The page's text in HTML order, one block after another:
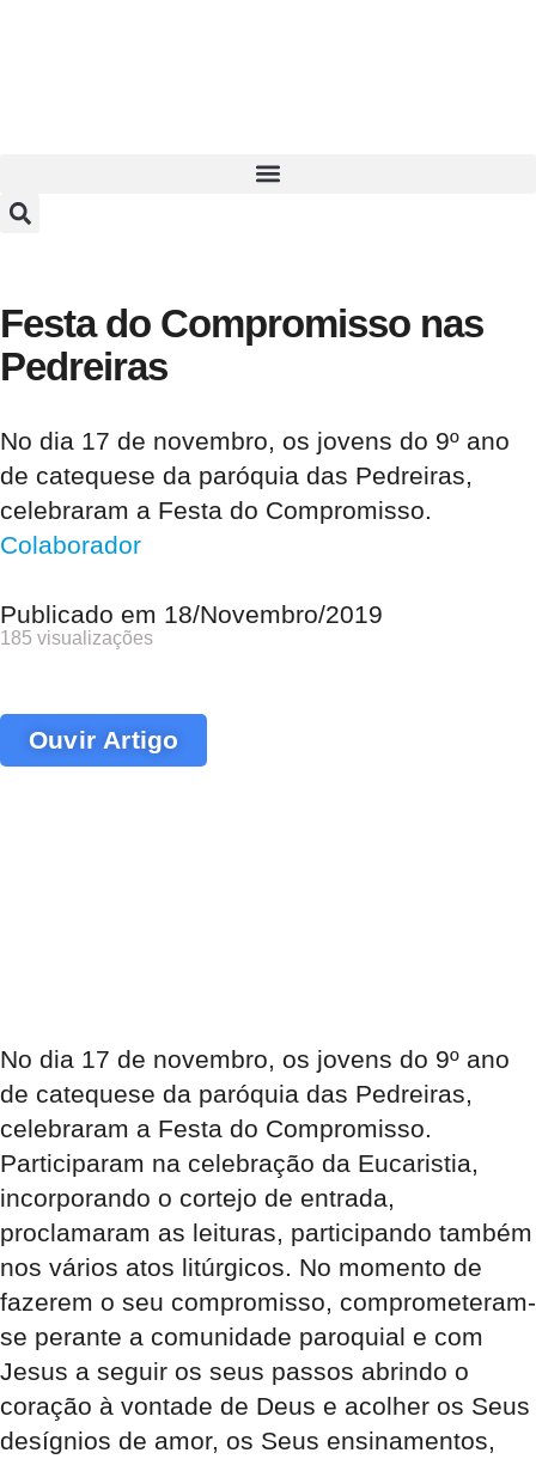
Festa do Compromisso nas
Pedreiras
No dia 17 de novembro, os jovens do 9º ano
de catequese da paróquia das Pedreiras,
celebraram a Festa do Compromisso.
Colaborador
Publicado em 18/Novembro/2019
185 visualizações
Ouvir Artigo
No dia 17 de novembro, os jovens do 9º ano
de catequese da paróquia das Pedreiras,
celebraram a Festa do Compromisso.
Participaram na celebração da Eucaristia,
incorporando o cortejo de entrada,
proclamaram as leituras, participando também
nos vários atos litúrgicos. No momento de
fazerem o seu compromisso, comprometeram-
se perante a comunidade paroquial e com
Jesus a seguir os seus passos abrindo o
coração à vontade de Deus e acolher os Seus
desígnios de amor, os Seus ensinamentos,